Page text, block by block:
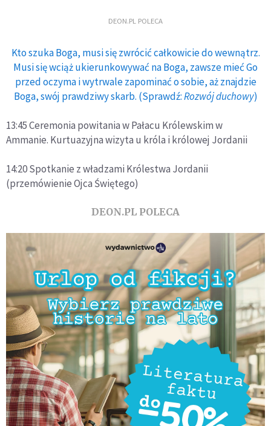
DEON.PL POLECA
Kto szuka Boga, musi się zwrócić całkowicie do wewnątrz.
Musi się wciąż ukierunkowywać na Boga, zawsze mieć Go
przed oczyma i wytrwale zapominać o sobie, aż znajdzie
Boga, swój prawdziwy skarb. (Sprawdź:Rozwój duchowy)
13:45 Ceremonia powitania w Pałacu Królewskim w
Ammanie. Kurtuazyjna wizyta u króla i królowej Jordanii
14:20 Spotkanie z władzami Królestwa Jordanii
(przemówienie Ojca Świętego)
DEON.PL POLECA